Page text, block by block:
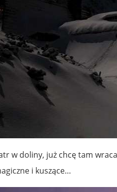
w doliny, już chcę tam
i kuszące…